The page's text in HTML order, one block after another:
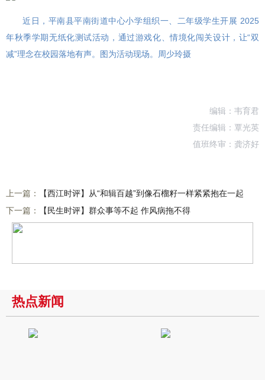
近日，平南县平南街道中心小学组织一、二年级学生开展 2025
年秋季学期无纸化测试活动，通过游戏化、情境化闯关设计，让“双
减”理念在校园落地有声。图为活动现场。周少玲摄
编辑：韦育君
责任编辑：覃光英
值班终审：龚济好
上一篇：
【西江时评】从“和辑百越”到像石榴籽一样紧紧抱在一起
下一篇：
【民生时评】群众事等不起 作风病拖不得
热点新闻